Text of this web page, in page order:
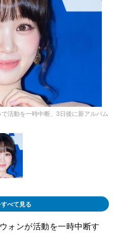
活動を一時中断、3日後に新アルバム
べて見る
ォンが活動を一時中断す